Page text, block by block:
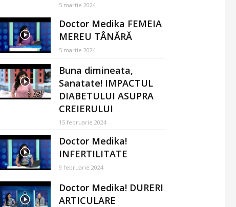
5 martie 2024
Doctor Medika FEMEIA
MEREU TÂNĂRĂ
5 martie 2024
Buna dimineata,
Sanatate! IMPACTUL
DIABETULUI ASUPRA
CREIERULUI
15 februarie 2024
Doctor Medika!
INFERTILITATE
9 februarie 2024
Doctor Medika! DURERI
ARTICULARE